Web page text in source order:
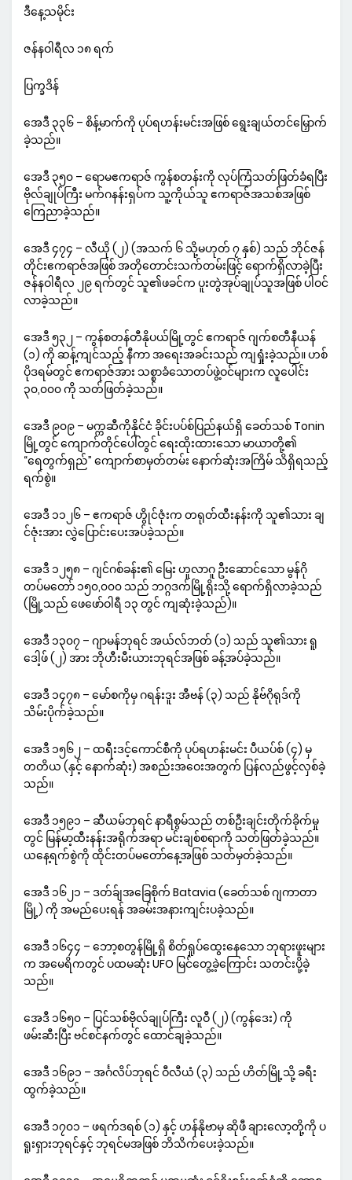
ဒီနေ့သမိုင်း
ဇန်နဝါရီလ ၁၈ ရက်
ပြက္ခဒိန်
အေဒီ ၃၃၆ – စိန့်မာက်ကို ပုပ်ရဟန်းမင်းအဖြစ် ရွေးချယ်တင်မြှောက်
ခဲ့သည်။
အေဒီ ၃၅၀ – ရောမဧကရာဇ် ကွန်စတန်းကို လုပ်ကြံသတ်ဖြတ်ခံရပြီး
ဗိုလ်ချုပ်ကြီး မက်ဂနန်းရှပ်က သူ့ကိုယ်သူ ဧကရာဇ်အသစ်အဖြစ်
ကြေညာခဲ့သည်။
အေဒီ ၄၇၄ – လီယို (၂) (အသက် ၆ သို့မဟုတ် ၇ နှစ်) သည် ဘိုင်ဇန်
တိုင်းဧကရာဇ်အဖြစ် အတိုတောင်းသက်တမ်းဖြင့် ရောက်ရှိလာခဲ့ပြီး
ဇန်နဝါရီလ ၂၉ ရက်တွင် သူ၏ဖခင်က ပူးတွဲအုပ်ချုပ်သူအဖြစ် ပါဝင်
လာခဲ့သည်။
အေဒီ ၅၃၂ – ကွန်စတန်တီနိုပယ်မြို့တွင် ဧကရာဇ် ဂျက်စတီနီယန်
(၁) ကို ဆန့်ကျင်သည့် နီကာ အရေးအခင်းသည် ကျရှုံးခဲ့သည်။ ဟစ်
ပိုဒရမ်တွင် ဧကရာဇ်အား သစ္စာခံသောတပ်ဖွဲ့ဝင်များက လူပေါင်း
၃၀,၀၀၀ ကို သတ်ဖြတ်ခဲ့သည်။
အေဒီ ၉၀၉ – မက္ကဆီကိုနိုင်ငံ ခိုင်းပပ်စ်ပြည်နယ်ရှိ ခေတ်သစ် Tonin
မြို့တွင် ကျောက်တိုင်ပေါ်တွင် ရေးထိုးထားသော မာယာတို့၏
“ရေတွက်ရှည်” ကျောက်စာမှတ်တမ်း နောက်ဆုံးအကြိမ် သိရှိရသည့်
ရက်စွဲ။
အေဒီ ၁၁၂၆ – ဧကရာဇ် ဟွိုင်ဇုံးက တရုတ်ထီးနန်းကို သူ၏သား ချ
င်ဇုံးအား လွှဲပြောင်းပေးအပ်ခဲ့သည်။
အေဒီ ၁၂၅၈ – ဂျင်ဂစ်ခန်း၏ မြေး ဟူလာဂူ ဦးဆောင်သော မွန်ဂို
တပ်မတော် ၁၅၀,၀၀၀ သည် ဘဂ္ဂဒက်မြို့ရိုးသို့ ရောက်ရှိလာခဲ့သည်
(မြို့သည် ဖေဖော်ဝါရီ ၁၃ တွင် ကျဆုံးခဲ့သည်)။
အေဒီ ၁၃၀၇ – ဂျာမန်ဘုရင် အယ်လ်ဘတ် (၁) သည် သူ၏သား ရူ
ဒေါ့ဖ် (၂) အား ဘိုဟီးမီးယားဘုရင်အဖြစ် ခန့်အပ်ခဲ့သည်။
အေဒီ ၁၄၇၈ – မော်စကိုမှ ဂရန်းဒူး အီဗန် (၃) သည် နိုဗ်ဂိုရုဒ်ကို
သိမ်းပိုက်ခဲ့သည်။
အေဒီ ၁၅၆၂ – ထရီးဒင့်ကောင်စီကို ပုပ်ရဟန်းမင်း ပီယပ်စ် (၄) မှ
တတိယ (နှင့် နောက်ဆုံး) အစည်းအဝေးအတွက် ပြန်လည်ဖွင့်လှစ်ခဲ့
သည်။
အေဒီ ၁၅၉၁ – ဆီယမ်ဘုရင် နာရီစွမ်သည် တစ်ဦးချင်းတိုက်ခိုက်မှု
တွင် မြန်မာ့ထီးနန်းအရိုက်အရာ မင်းချစ်စရာကို သတ်ဖြတ်ခဲ့သည်။
ယနေ့ရက်စွဲကို ထိုင်းတပ်မတော်နေ့အဖြစ် သတ်မှတ်ခဲ့သည်။
အေဒီ ၁၆၂၁ – ဒတ်ခ်ျအခြေစိုက် Batavia (ခေတ်သစ် ဂျကာတာ
မြို့) ကို အမည်ပေးရန် အခမ်းအနားကျင်းပခဲ့သည်။
အေဒီ ၁၆၄၄ – ဘော့စတွန်မြို့ရှိ စိတ်ရှုပ်ထွေးနေသော ဘုရားဖူးများ
က အမေရိကတွင် ပထမဆုံး UFO မြင်တွေ့ခဲ့ကြောင်း သတင်းပို့ခဲ့
သည်။
အေဒီ ၁၆၅၀ – ပြင်သစ်ဗိုလ်ချုပ်ကြီး လူဝီ (၂) (ကွန်ဒေး) ကို
ဖမ်းဆီးပြီး ဗင်စင်နက်တွင် ထောင်ချခဲ့သည်။
အေဒီ ၁၆၉၁ – အင်္ဂလိပ်ဘုရင် ဝီလီယံ (၃) သည် ဟိတ်မြို့သို့ ခရီး
ထွက်ခဲ့သည်။
အေဒီ ၁၇၀၁ – ဖရက်ဒရစ် (၁) နှင့် ဟန်နိုဗာမှ ဆိုဖီ ချားလော့တို့ကို ပ
ရူးရှားဘုရင်နှင့် ဘုရင်မအဖြစ် ဘိသိက်ပေးခဲ့သည်။